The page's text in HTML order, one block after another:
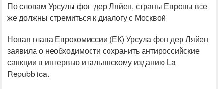
По словам Урсулы фон дер Ляйен, страны Европы все
же должны стремиться к диалогу с Москвой
Новая глава Еврокомиссии (ЕК) Урсула фон дер Ляйен
заявила о необходимости сохранить антироссийские
санкции в интервью итальянскому изданию La
Repubblica.